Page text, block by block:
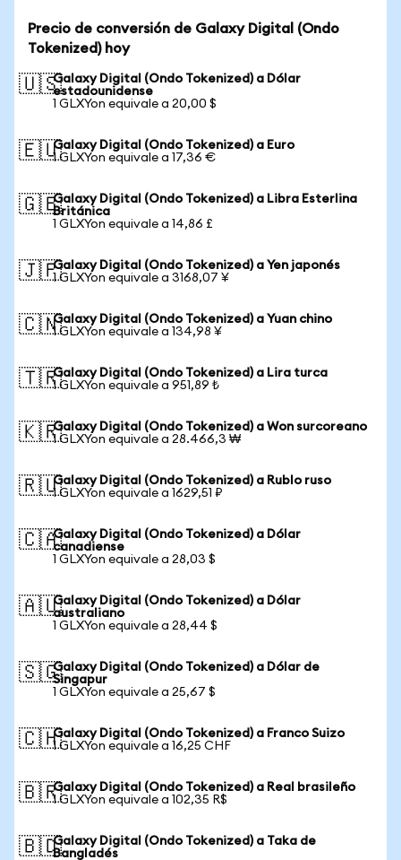
Precio de conversión de Galaxy Digital (Ondo
Tokenized) hoy
🇺🇸Galaxy Digital (Ondo Tokenized) a Dólar
estadounidense
1 GLXYon equivale a 20,00 $
🇪🇺Galaxy Digital (Ondo Tokenized) a Euro
1 GLXYon equivale a 17,36 €
🇬🇧Galaxy Digital (Ondo Tokenized) a Libra Esterlina
Británica
1 GLXYon equivale a 14,86 £
🇯🇵Galaxy Digital (Ondo Tokenized) a Yen japonés
1 GLXYon equivale a 3168,07 ¥
🇨🇳Galaxy Digital (Ondo Tokenized) a Yuan chino
1 GLXYon equivale a 134,98 ¥
🇹🇷Galaxy Digital (Ondo Tokenized) a Lira turca
1 GLXYon equivale a 951,89 ₺
🇰🇷Galaxy Digital (Ondo Tokenized) a Won surcoreano
1 GLXYon equivale a 28.466,3 ₩
🇷🇺Galaxy Digital (Ondo Tokenized) a Rublo ruso
1 GLXYon equivale a 1629,51 ₽
🇨🇦Galaxy Digital (Ondo Tokenized) a Dólar
canadiense
1 GLXYon equivale a 28,03 $
🇦🇺Galaxy Digital (Ondo Tokenized) a Dólar
australiano
1 GLXYon equivale a 28,44 $
🇸🇬Galaxy Digital (Ondo Tokenized) a Dólar de
Singapur
1 GLXYon equivale a 25,67 $
🇨🇭Galaxy Digital (Ondo Tokenized) a Franco Suizo
1 GLXYon equivale a 16,25 CHF
🇧🇷Galaxy Digital (Ondo Tokenized) a Real brasileño
1 GLXYon equivale a 102,35 R$
🇧🇩Galaxy Digital (Ondo Tokenized) a Taka de
Bangladés